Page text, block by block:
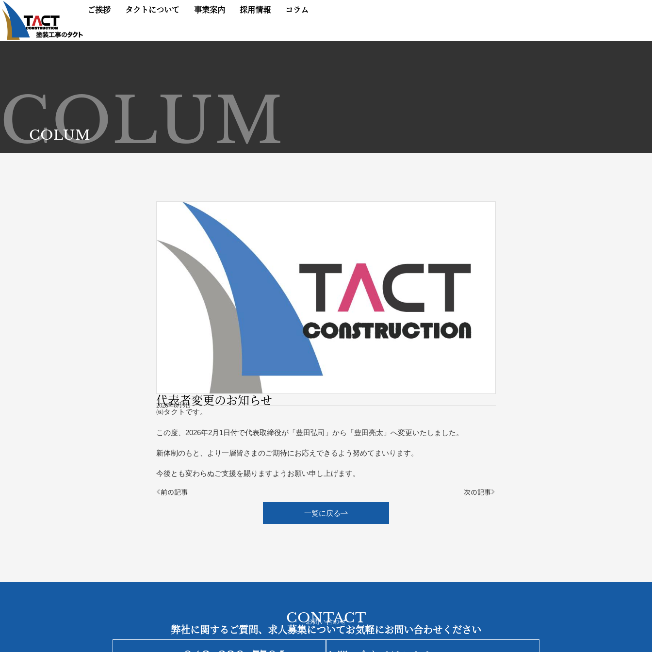
ご挨拶 タクトについて 事業案内 採用情報 コラム
COLUM
COLUM
代表者変更のお知らせ
2026年6月9日
㈱タクトです。
この度、2026年2月1日付で代表取締役が「豊田弘司」から「豊田亮太」へ変更いたしました。
新体制のもと、より一層皆さまのご期待にお応えできるよう努めてまいります。
今後とも変わらぬご支援を賜りますようお願い申し上げます。
前の記事 次の記事
一覧に戻る
CONTACT
お問い合わせ
弊社に関するご質問、求人募集についてお気軽にお問い合わせください